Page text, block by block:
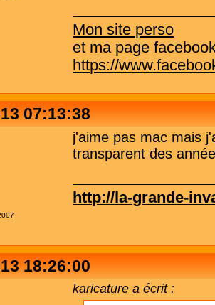
Mon site perso
et ma page
https://
07:13:38
j'aime pas mac mais
transparent des
http://la-grande-
18:26:00
karicature a écrit :